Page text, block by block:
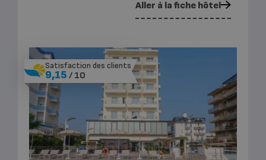
Aller à la fiche hôtel
Satisfaction des clients
9,15 / 10